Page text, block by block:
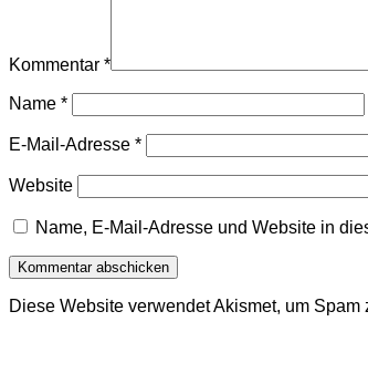
Kommentar *
Name *
E-Mail-Adresse *
Website
Name, E-Mail-Adresse und Website in
Diese Website verwendet Akismet, um Spam